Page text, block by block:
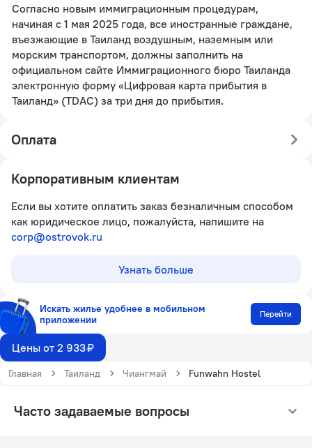
Согласно новым иммиграционным процедурам,
начиная с 1 мая 2025 года, все иностранные граждане,
въезжающие в Таиланд воздушным, наземным или
морским транспортом, должны заполнить на
официальном сайте Иммиграционного бюро Таиланда
электронную форму «Цифровая карта прибытия в
Таиланд» (TDAC) за три дня до прибытия.
Оплата
Корпоративным клиентам
Если вы хотите оплатить заказ безналичным способом
как юридическое лицо, пожалуйста, напишите на
corp@ostrovok.ru
Узнать больше
Искать жилье удобнее в мобильном
приложении
Перейти
Цены от 2 933 ₽
Главная Таиланд Чиангмай Funwahn Hostel
Часто задаваемые вопросы